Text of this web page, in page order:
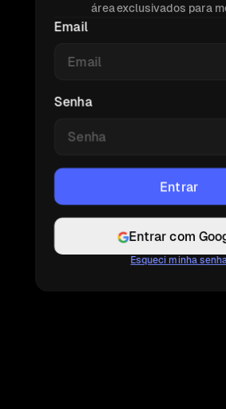
área exclusivados para
Email
Senha
Entrar com
Esqueci minha